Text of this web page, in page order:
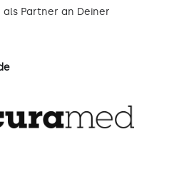
Partner an Deiner